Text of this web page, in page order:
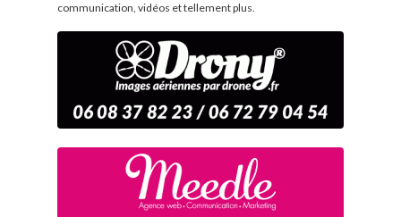
communication, vidéos et tellement plus.